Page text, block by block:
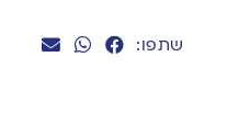
שתפו: